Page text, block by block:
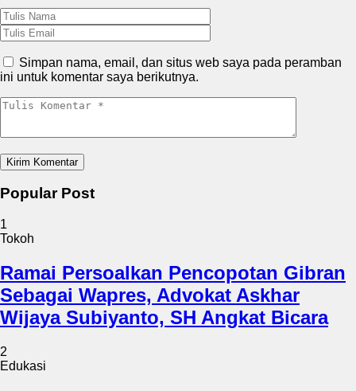
Simpan nama, email, dan situs web saya pada peramban
ini untuk komentar saya berikutnya.
Popular Post
1
Tokoh
Ramai Persoalkan Pencopotan Gibran
Sebagai Wapres, Advokat Askhar
Wijaya Subiyanto, SH Angkat Bicara
2
Edukasi